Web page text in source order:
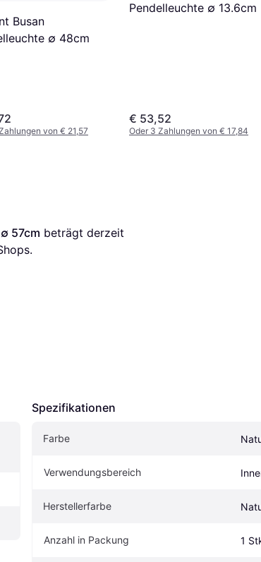
Busan
∅ 48cm
von € 21,57
Pendelleuchte ∅ 13.6cm
€ 53,52
Oder 3 Zahlungen von € 17,84
57cm
Spezifikationen
Farbe
Verwendungsbereich
Herstellerfarbe
Anzahl in Packung 1